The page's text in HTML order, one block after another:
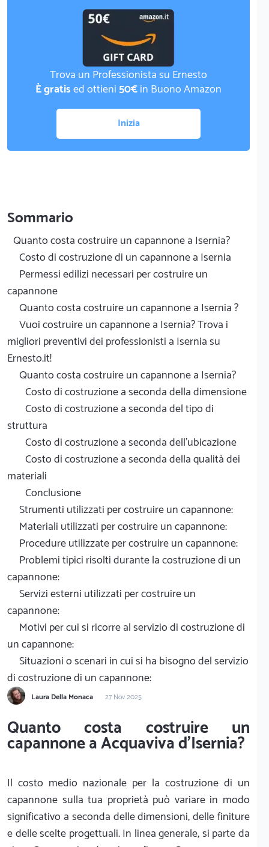
Trova un Professionista su Ernesto
È gratised ottieni50€in Buono Amazon
Inizia
Sommario
Quanto costa costruire un capannone a Isernia?
Costo di costruzione di un capannone a Isernia
Permessi edilizi necessari per costruire un
capannone
Quanto costa costruire un capannone a Isernia ?
Vuoi costruire un capannone a Isernia? Trova i
migliori preventivi dei professionisti a Isernia su
Ernesto.it!
Quanto costa costruire un capannone a Isernia?
Costo di costruzione a seconda della dimensione
Costo di costruzione a seconda del tipo di
struttura
Costo di costruzione a seconda dell'ubicazione
Costo di costruzione a seconda della qualità dei
materiali
Conclusione
Strumenti utilizzati per costruire un capannone:
Materiali utilizzati per costruire un capannone:
Procedure utilizzate per costruire un capannone:
Problemi tipici risolti durante la costruzione di un
capannone:
Servizi esterni utilizzati per costruire un
capannone:
Motivi per cui si ricorre al servizio di costruzione di
un capannone:
Situazioni o scenari in cui si ha bisogno del servizio
di costruzione di un capannone:
Laura Della Monaca 27 Nov 2025
Quanto costa costruire un
capannone a Acquaviva d'Isernia?
Il costo medio nazionale per la costruzione di un
capannone sulla tua proprietà può variare in modo
significativo a seconda delle dimensioni, delle finiture
e delle scelte progettuali. In linea generale, si parte da